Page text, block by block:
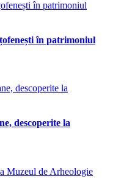
în patrimoniul
descoperite la